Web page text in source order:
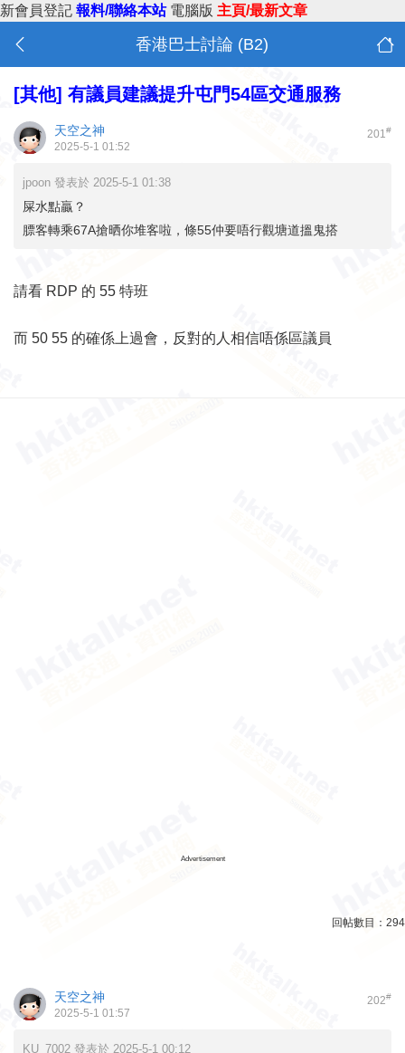
新會員登記 報料/聯絡本站 電腦版 主頁/最新文章
香港巴士討論 (B2)
[其他] 有議員建議提升屯門54區交通服務
201#
天空之神
2025-5-1 01:52
jpoon 發表於 2025-5-1 01:38
屎水點贏？
膘客轉乘67A搶晒你堆客啦，條55仲要唔行觀塘道搵鬼搭
請看 RDP 的 55 特班
而 50 55 的確係上過會，反對的人相信唔係區議員
Advertisement
回帖數目： 294
202#
天空之神
2025-5-1 01:57
KU_7002 發表於 2025-5-1 00:12